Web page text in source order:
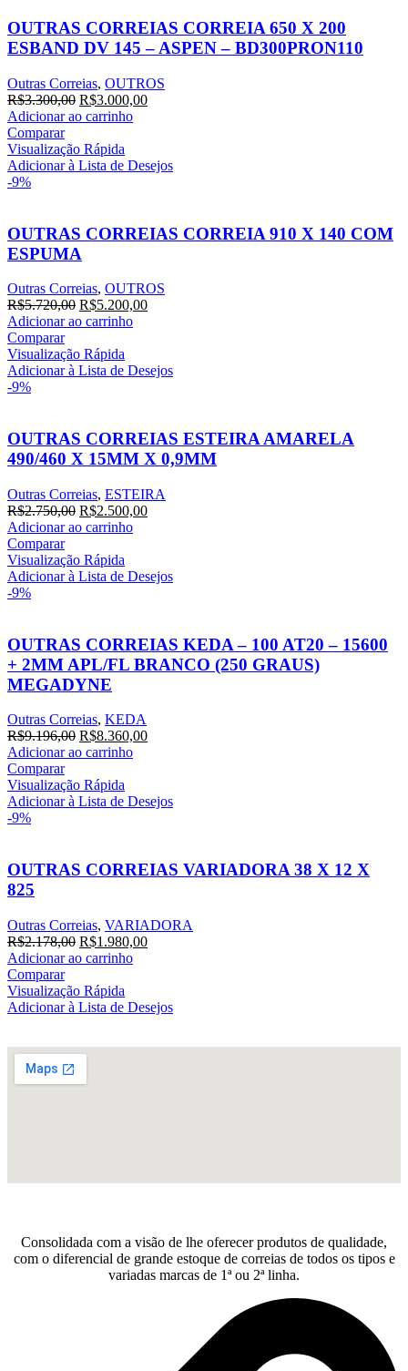
OUTRAS CORREIAS CORREIA 650 X 200
ESBAND DV 145 – ASPEN – BD300PRON110
Outras Correias, OUTROS
R$3.300,00 R$3.000,00
Adicionar ao carrinho
Comparar
Visualização Rápida
Adicionar à Lista de Desejos
-9%
OUTRAS CORREIAS CORREIA 910 X 140 COM
ESPUMA
Outras Correias, OUTROS
R$5.720,00 R$5.200,00
Adicionar ao carrinho
Comparar
Visualização Rápida
Adicionar à Lista de Desejos
-9%
OUTRAS CORREIAS ESTEIRA AMARELA
490/460 X 15MM X 0,9MM
Outras Correias, ESTEIRA
R$2.750,00 R$2.500,00
Adicionar ao carrinho
Comparar
Visualização Rápida
Adicionar à Lista de Desejos
-9%
OUTRAS CORREIAS KEDA – 100 AT20 – 15600
+ 2MM APL/FL BRANCO (250 GRAUS)
MEGADYNE
Outras Correias, KEDA
R$9.196,00 R$8.360,00
Adicionar ao carrinho
Comparar
Visualização Rápida
Adicionar à Lista de Desejos
-9%
OUTRAS CORREIAS VARIADORA 38 X 12 X
825
Outras Correias, VARIADORA
R$2.178,00 R$1.980,00
Adicionar ao carrinho
Comparar
Visualização Rápida
Adicionar à Lista de Desejos
Consolidada com a visão de lhe oferecer produtos de qualidade,
com o diferencial de grande estoque de correias de todos os tipos e
variadas marcas de 1ª ou 2ª linha.